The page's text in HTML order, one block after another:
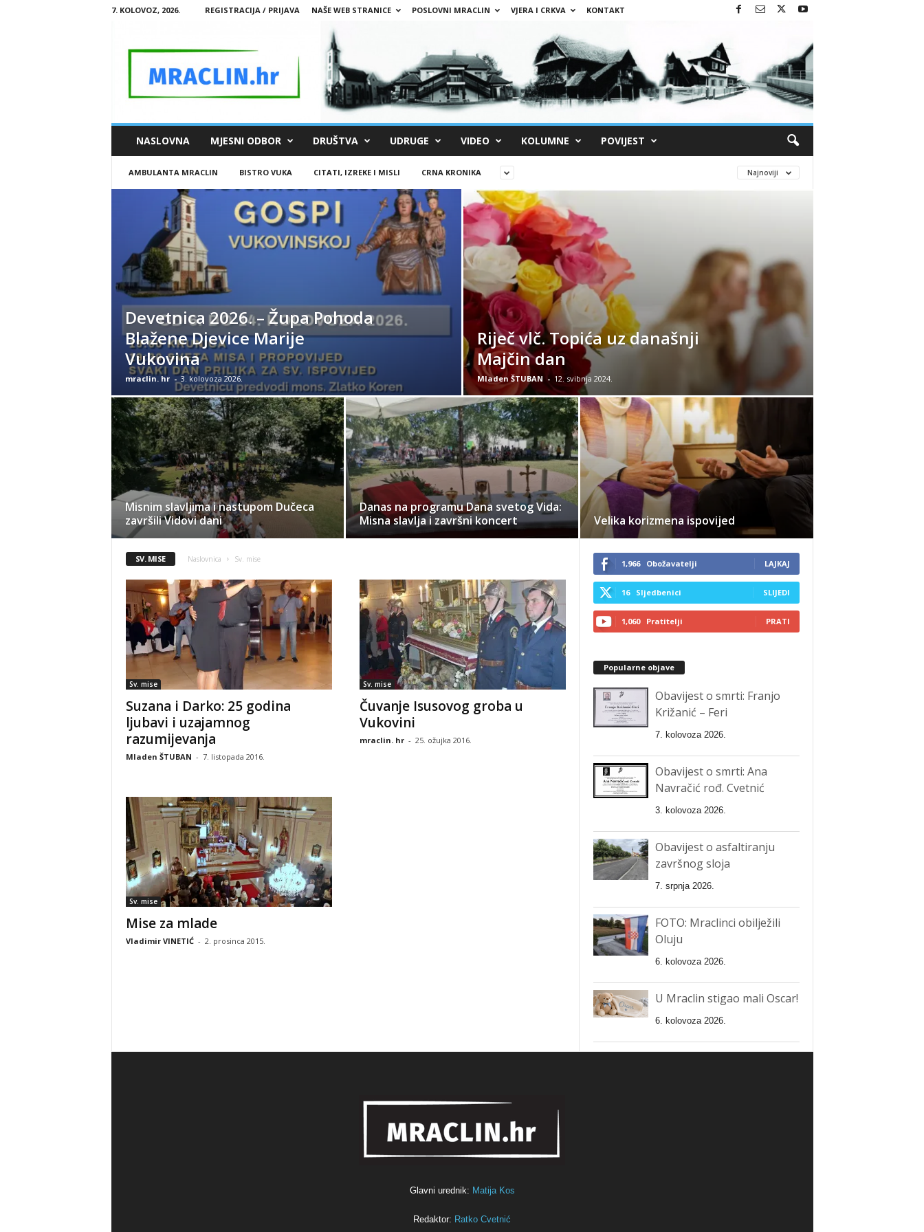
7. KOLOVOZ, 2026. REGISTRACIJA / PRIJAVA NAŠE WEB STRANICE POSLOVNI MRACLIN VJERA I CRKVA KONTAKT
M
A
L
NASLOVNA MJESNI ODBOR DRUŠTVA UDRUGE VIDEO KOLUMNE POVIJEST
AMBULANTA MRACLIN BISTRO VUKA CITATI, IZREKE I MISLI CRNA KRONIKA Najnoviji
Devetnica 2026. – Župa Pohoda
Blažene Djevice Marije
Vukovina
mraclin. hr - 3. kolovoza 2026.
Riječ vlč. Topića uz današnji
Majčin dan
Mladen ŠTUBAN - 12. svibnja 2024.
Misnim slavljima i nastupom Dučeca
završili Vidovi dani
Danas na programu Dana svetog Vida:
Misna slavlja i završni koncert
Velika korizmena ispovijed
SV. MISE Naslovnica Sv. mise
Sv. mise
Suzana i Darko: 25 godina
ljubavi i uzajamnog
razumijevanja
Mladen ŠTUBAN - 7. listopada 2016.
Sv. mise
Čuvanje Isusovog groba u
Vukovini
mraclin. hr - 25. ožujka 2016.
Sv. mise
Mise za mlade
Vladimir VINETIĆ - 2. prosinca 2015.
1,966 Obožavatelji LAJKAJ
16 Sljedbenici SLIJEDI
1,060 Pratitelji PRATI
Popularne objave
Obavijest o smrti: Franjo
Križanić – Feri
7. kolovoza 2026.
Obavijest o smrti: Ana
Navračić rođ. Cvetnić
3. kolovoza 2026.
Obavijest o asfaltiranju
završnog sloja
7. srpnja 2026.
FOTO: Mraclinci obilježili
Oluju
6. kolovoza 2026.
U Mraclin stigao mali Oscar!
6. kolovoza 2026.
Glavni urednik: Matija Kos
Redaktor: Ratko Cvetnić